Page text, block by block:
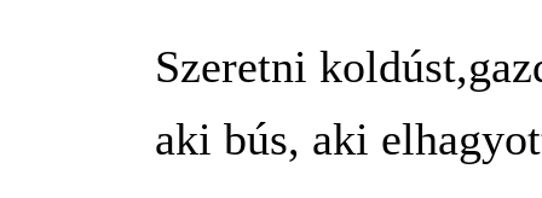
Szeretni
aki bús, aki